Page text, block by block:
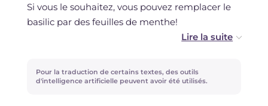
Si vous le souhaitez, vous pouvez remplacer le
basilic par des feuilles de menthe!
déjà très salée.
Pour la traduction de certains textes, des outils
d'intelligence artificielle peuvent avoir été utilisés.